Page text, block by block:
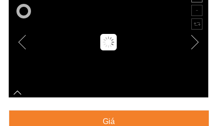
Giá